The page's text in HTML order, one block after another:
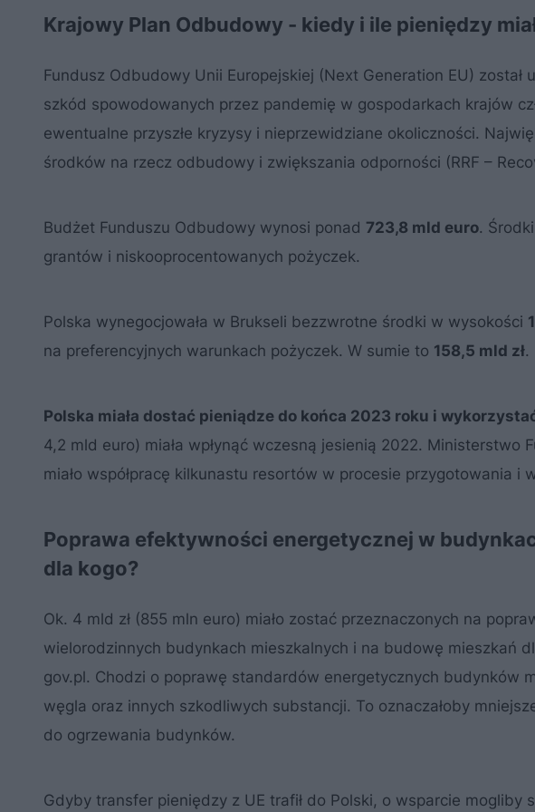
Krajowy Plan Odbudowy - kiedy i ile pieniędzy
Fundusz Odbudowy Unii Europejskiej (Next Generation EU)
szkód spowodowanych przez pandemię w gospodarkach krajów
ewentualne przyszłe kryzysy i nieprzewidziane okoliczności.
środków na rzecz odbudowy i zwiększania odporności (RRF –
Budżet Funduszu Odbudowy wynosi ponad 723,8 mld euro.
grantów i niskooprocentowanych pożyczek.
Polska wynegocjowała w Brukseli bezzwrotne środki w wysokości
na preferencyjnych warunkach pożyczek. W sumie to 158,5 mld zł.
Polska miała dostać pieniądze do końca 2023 roku i
4,2 mld euro) miała wpłynąć wczesną jesienią 2022. Ministerstwo
miało współpracę kilkunastu resortów w procesie przygotowania i
Poprawa efektywności energetycznej w
dla kogo?
Ok. 4 mld zł (855 mln euro) miało zostać przeznaczonych na
wielorodzinnych budynkach mieszkalnych i na budowę mieszkań
gov.pl. Chodzi o poprawę standardów energetycznych budynków
węgla oraz innych szkodliwych substancji. To oznaczałoby
do ogrzewania budynków.
Gdyby transfer pieniędzy z UE trafił do Polski, o wsparcie mogliby